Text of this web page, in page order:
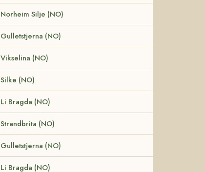
Norheim Silje (NO)
Gulletstjerna (NO)
Vikselina (NO)
Silke (NO)
Li Bragda (NO)
Strandbrita (NO)
Gulletstjerna (NO)
Li Bragda (NO)